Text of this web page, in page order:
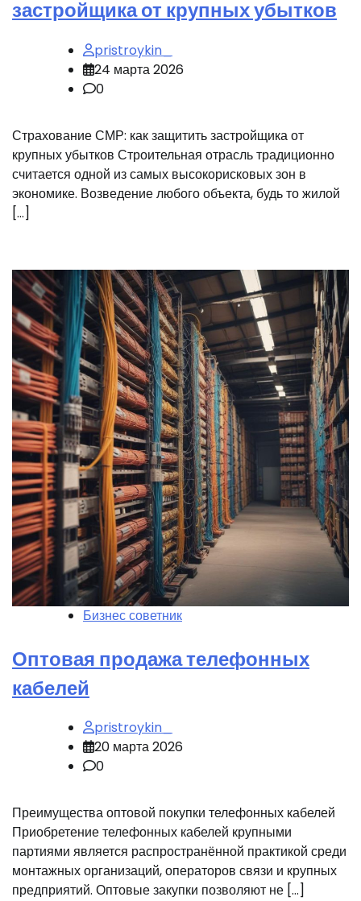
застройщика от крупных убытков
pristroykin_
24 марта 2026
0
Страхование СМР: как защитить застройщика от
крупных убытков Строительная отрасль традиционно
считается одной из самых высокорисковых зон в
экономике. Возведение любого объекта, будь то жилой
[…]
Бизнес советник
Оптовая продажа телефонных
кабелей
pristroykin_
20 марта 2026
0
Преимущества оптовой покупки телефонных кабелей
Приобретение телефонных кабелей крупными
партиями является распространённой практикой среди
монтажных организаций, операторов связи и крупных
предприятий. Оптовые закупки позволяют не […]